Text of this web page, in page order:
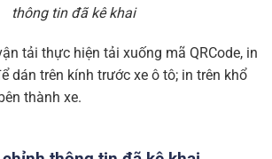
thông tin đã kê khai
tải thực hiện tải xuống mã QRCode, in
dán trên kính trước xe ô tô; in trên khổ
thành xe.